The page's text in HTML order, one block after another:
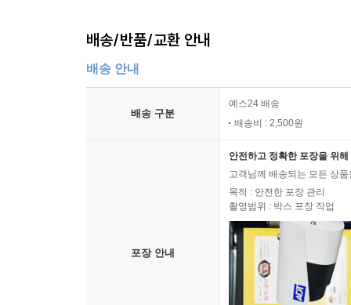
배송/반품/교환 안내
배송 안내
배송 구분
예스24 배송
배송비 : 2,500원
포장 안내
안전하고 정확한 포장을 위
고객님께 배송되는 모든 상
목적 : 안전한 포장 관리
촬영범위 : 박스 포장 작업